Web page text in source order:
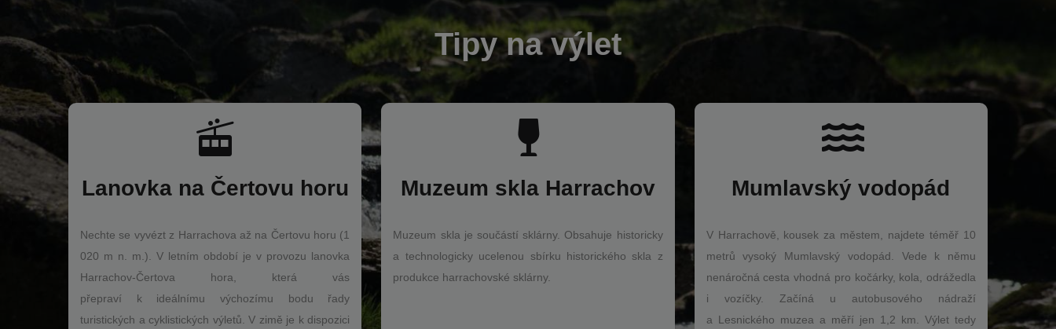
Tipy na výlet
Lanovka na Čertovu horu
Nechte se vyvézt z Harrachova až na Čertovu horu (1
020 m n. m.). V letním období je v provozu lanovka
Harrachov-Čertova hora, která vás
přepraví k ideálnímu výchozímu bodu řady
turistických a cyklistických výletů. V zimě je k dispozici
Muzeum skla Harrachov
Muzeum skla je součástí sklárny. Obsahuje historicky
a technologicky ucelenou sbírku historického skla z
produkce harrachovské sklárny.
Mumlavský vodopád
V Harrachově, kousek za městem, najdete téměř 10
metrů vysoký Mumlavský vodopád. Vede k němu
nenáročná cesta vhodná pro kočárky, kola, odrážedla
i vozíčky. Začíná u autobusového nádraží
a Lesnického muzea a měří jen 1,2 km. Výlet tedy